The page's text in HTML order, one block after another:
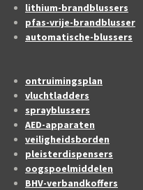
lithium-brandblussers
pfas-vrije-brandblusser
automatische-blussers
ontruimingsplan
vluchtladders
sprayblussers
AED-apparaten
veiligheidsborden
pleisterdispensers
oogspoelmiddelen
BHV-verbandkoffers